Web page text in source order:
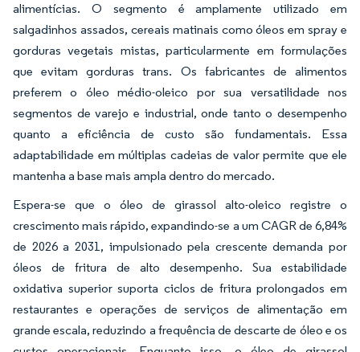
alimentícias. O segmento é amplamente utilizado em
salgadinhos assados, cereais matinais como óleos em spray e
gorduras vegetais mistas, particularmente em formulações
que evitam gorduras trans. Os fabricantes de alimentos
preferem o óleo médio-oleico por sua versatilidade nos
segmentos de varejo e industrial, onde tanto o desempenho
quanto a eficiência de custo são fundamentais. Essa
adaptabilidade em múltiplas cadeias de valor permite que ele
mantenha a base mais ampla dentro do mercado.
Espera-se que o óleo de girassol alto-oleico registre o
crescimento mais rápido, expandindo-se a um CAGR de 6,84%
de 2026 a 2031, impulsionado pela crescente demanda por
óleos de fritura de alto desempenho. Sua estabilidade
oxidativa superior suporta ciclos de fritura prolongados em
restaurantes e operações de serviços de alimentação em
grande escala, reduzindo a frequência de descarte de óleo e os